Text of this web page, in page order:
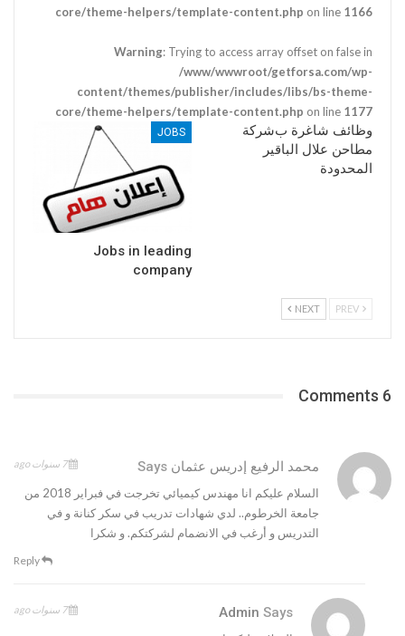
core/theme-helpers/template-content.php on line 1166
Warning: Trying to access array offset on false in
/www/wwwroot/getforsa.com/wp-
content/themes/publisher/includes/libs/bs-theme-
core/theme-helpers/template-content.php on line 1177
وظائف شاغرة بﺷﺮﻛﺔ
ﻣﻄﺎﺣﻦ ﻋﻼﻝ ﺍﻟﺒﺎﻗﻴﺮ
ﺍﻟﻤﺤﺪﻭﺩﺓ
JOBS
Jobs in leading
company
NEXT
6 Comments
محمد الرفيع إدريس عثمان Says 7 سنوات ago
السلام عليكم انا مهندس كيميائي تخرجت في فبراير 2018 من
جامعة الخرطوم.. لدي شهادات تدريب في سكر كنانة و في
التدريس و أرغب في الانضمام لشركتكم. و شكرا
Admin Says 7 سنوات ago